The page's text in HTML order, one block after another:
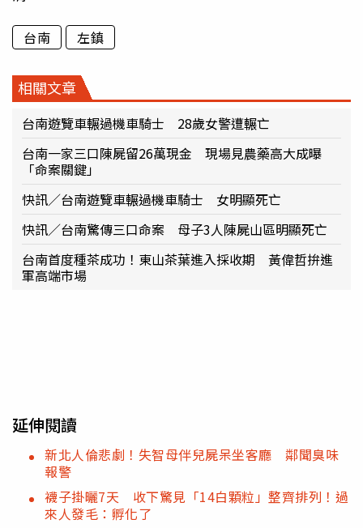
台南 左鎮
相關文章
台南遊覽車輾過機車騎士 28歲女警遭輾亡
台南一家三口陳屍留26萬現金 現場見農藥高大成曝
「命案關鍵」
快訊／台南遊覽車輾過機車騎士 女明顯死亡
快訊／台南驚傳三口命案 母子3人陳屍山區明顯死亡
台南首度種茶成功！東山茶葉進入採收期 黃偉哲拚進
軍高端市場
延伸閱讀
新北人倫悲劇！失智母伴兒屍呆坐客廳 鄰聞臭味
報警
襪子掛曬7天 收下驚見「14白顆粒」整齊排列！過
來人發毛：孵化了